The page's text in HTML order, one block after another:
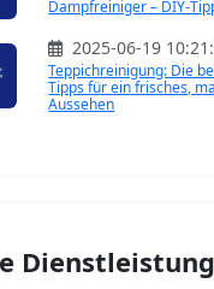
Dampfreiniger – DIY-
2025-06-19
Teppichreinigung: Die
Tipps für ein frisches,
Aussehen